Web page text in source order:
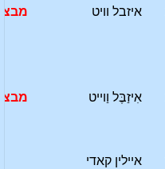
איזבל וויט
אִיזַבֶּל וַוייט
איילין קאדי